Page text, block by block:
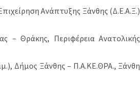
Ανάπτυξης Ξάνθης (Δ.Ε.Α.Ξ.)
– Θράκης, Περιφέρεια Ανατολικής
Δήμος Ξάνθης – Π.Α.ΚΕ.ΘΡΑ., Ξάνθη